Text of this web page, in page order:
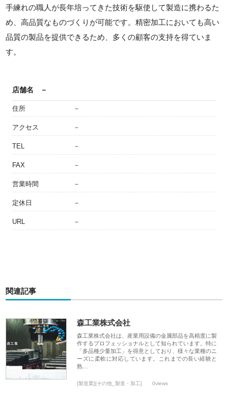
手練れの職人が長年培ってきた技術を駆使して製造に携わるた
め、高品質なものづくりが可能です。精密加工においても高い
品質の製品を提供できるため、多くの顧客の支持を得ていま
す。
店舗名 －
住所 －
アクセス －
TEL －
FAX －
営業時間 －
定休日 －
URL －
関連記事
森工業株式会社
森工業株式会社は、産業用設備の金属部品を高精度に製
作するプロフェッショナルとして知られています。特に
「多品種少量加工」を得意としており、様々な業種のニ
ーズに柔軟に対応しています。これまでの長い経験と
熟…
[製造業][その他_製造・加工] 0views